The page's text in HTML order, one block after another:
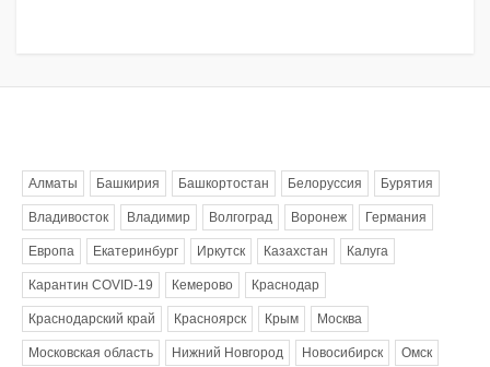
Алматы Башкирия Башкортостан Белоруссия Бурятия
Владивосток Владимир Волгоград Воронеж Германия
Европа Екатеринбург Иркутск Казахстан Калуга
Карантин COVID-19 Кемерово Краснодар
Краснодарский край Красноярск Крым Москва
Московская область Нижний Новгород Новосибирск Омск